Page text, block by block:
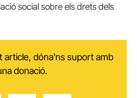
social sobre els drets dels
article, dóna'ns suport amb
donació.